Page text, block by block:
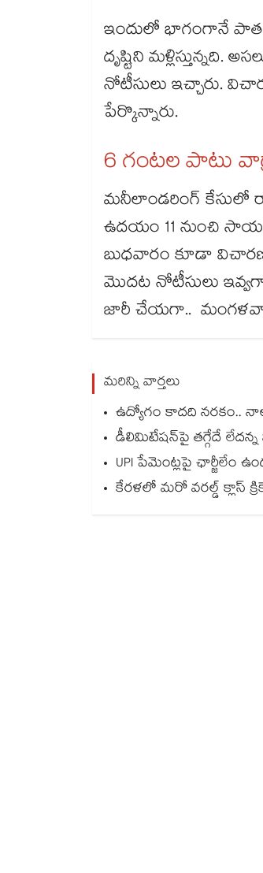
ఇందులో భాగంగానే పాత
దృష్టిని మళ్లిస్తున్నది.
నోటీసులు ఇచ్చారు.
పేర్కొన్నారు.
6 గంటల పాటు
మనీలాండరింగ్ కేసులో
ఉదయం 11 నుంచి
బుధవారం కూడా
మొదట నోటీసులు
జారీ చేయగా..
మరిన్ని వార్తలు
ఉద్యోగం కాదది నరకం..
డీలిమిటేషన్‎పై తగ్గేదే
UPI పేమెంట్లపై ఛార్జీలేం
కేరళలో మరో వరల్డ్ క్లాస్